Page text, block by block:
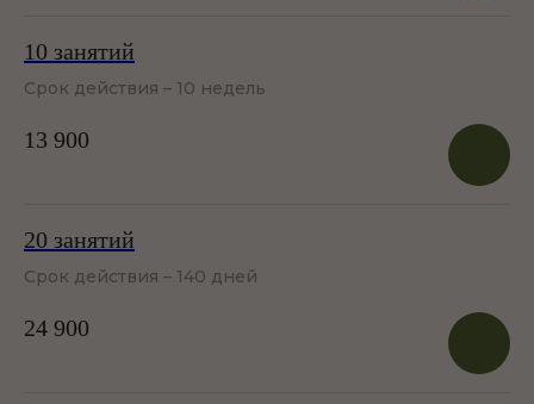
10 занятий
Срок действия – 10 недель
13 900
20 занятий
Срок действия – 140 дней
24 900